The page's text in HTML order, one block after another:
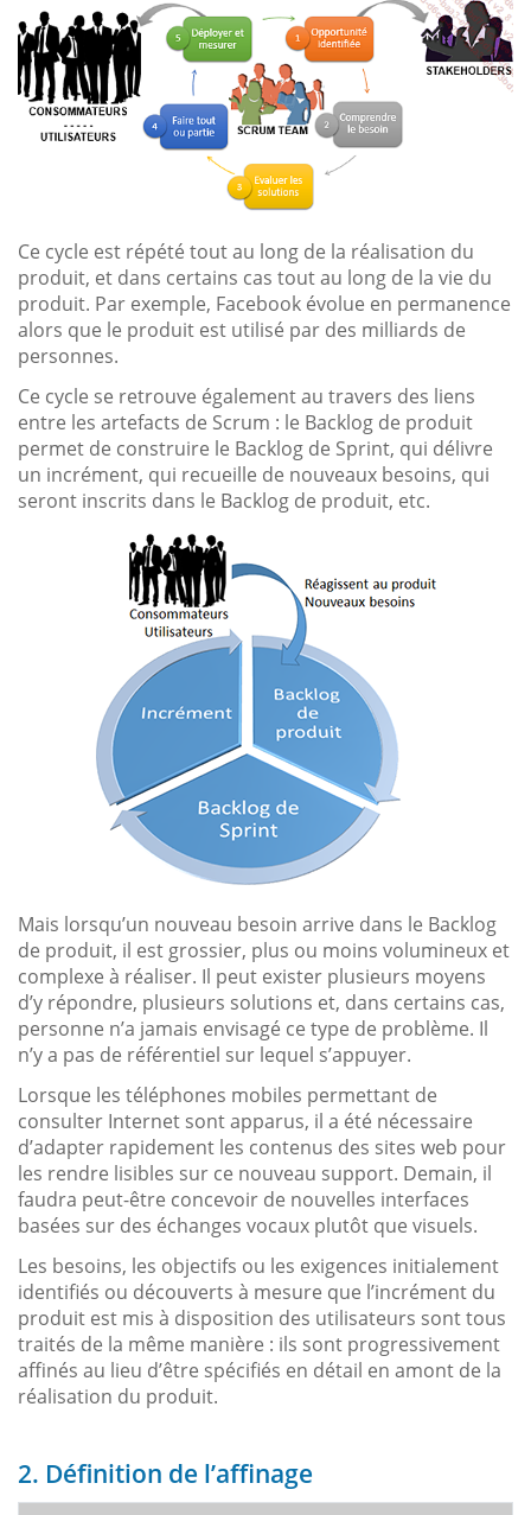
Ce cycle est répété tout au long de la réalisation du
produit, et dans certains cas tout au long de la vie du
produit. Par exemple, Facebook évolue en permanence
alors que le produit est utilisé par des milliards de
personnes.
Ce cycle se retrouve également au travers des liens
entre les artefacts de Scrum : le Backlog de produit
permet de construire le Backlog de Sprint, qui délivre
un incrément, qui recueille de nouveaux besoins, qui
seront inscrits dans le Backlog de produit, etc.
Mais lorsqu’un nouveau besoin arrive dans le Backlog
de produit, il est grossier, plus ou moins volumineux et
complexe à réaliser. Il peut exister plusieurs moyens
d’y répondre, plusieurs solutions et, dans certains cas,
personne n’a jamais envisagé ce type de problème. Il
n’y a pas de référentiel sur lequel s’appuyer.
Lorsque les téléphones mobiles permettant de
consulter Internet sont apparus, il a été nécessaire
d’adapter rapidement les contenus des sites web pour
les rendre lisibles sur ce nouveau support. Demain, il
faudra peut-être concevoir de nouvelles interfaces
basées sur des échanges vocaux plutôt que visuels.
Les besoins, les objectifs ou les exigences initialement
identifiés ou découverts à mesure que l’incrément du
produit est mis à disposition des utilisateurs sont tous
traités de la même manière : ils sont progressivement
affinés au lieu d’être spécifiés en détail en amont de la
réalisation du produit.
2. Définition de l’affinage